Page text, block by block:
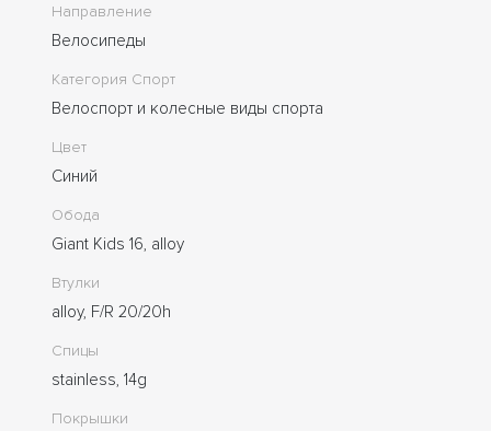
Направление
Велосипеды
Категория Спорт
Велоспорт и колесные виды спорта
Цвет
Синий
Обода
Giant Kids 16, alloy
Втулки
alloy, F/R 20/20h
Спицы
stainless, 14g
Покрышки